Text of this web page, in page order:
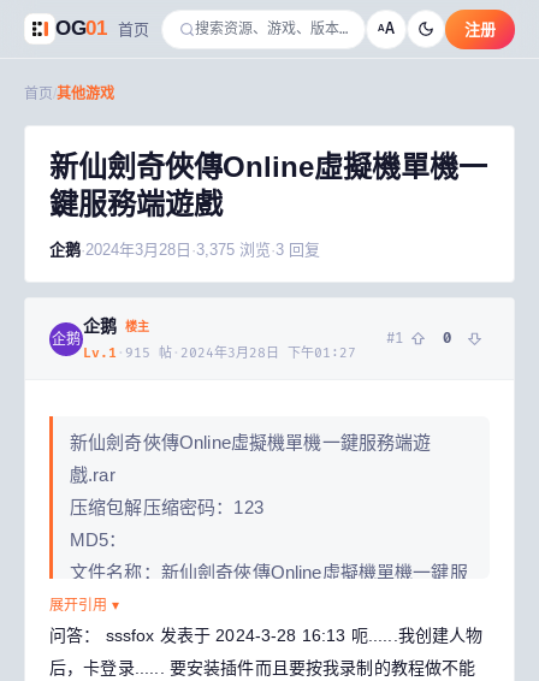
OG01 首页 AA 注册
首页 其他游戏
新仙劍奇俠傳Online虛擬機單機一
鍵服務端遊戲
企鹅·2024年3月28日 ·3,375 浏览·3 回复
企鹅
企鹅 楼主
Lv. 1 · 915 帖 · 2024年3月28日 下午01:27
#1 0
新仙劍奇俠傳Online虛擬機單機一鍵服務端遊
戲.rar
压缩包解压缩密码：123
MD5：
文件名称：新仙劍奇俠傳Online虛擬機單機一鍵服
務端遊戲.part1.rar
文件大小：3.00 GB (3221225472 字节)
MD5 ：
展开引用 ▾
问答： sssfox 发表于 2024-3-28 16:13 呃......我创建人物
后，卡登录......
要安装插件而且要按我录制的教程做不能